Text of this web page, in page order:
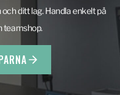
ditt lag. Handla enkelt på
teamshop.